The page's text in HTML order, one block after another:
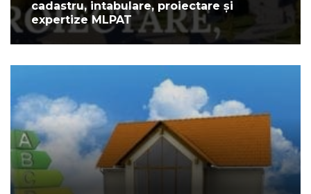
cadastru, intabulare, proiectare și
expertize MLPAT